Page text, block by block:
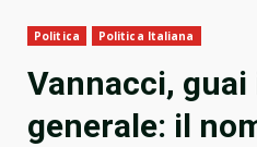
Politica Politica Italiana
Vannacci,
generale: il